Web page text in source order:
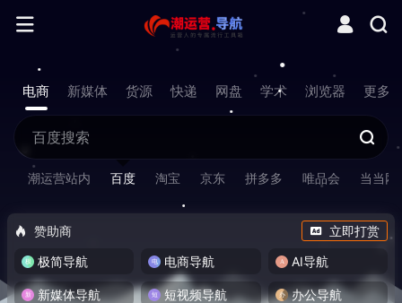
电商 新媒体 货源 快递 网盘 学术 浏览器 更多
潮运营站内 百度 淘宝 京东 拼多多 唯品会 当当网
赞助商
立即打赏
极简导航
电商导航 AI导航
新媒体导航 短视频导航 办公导航